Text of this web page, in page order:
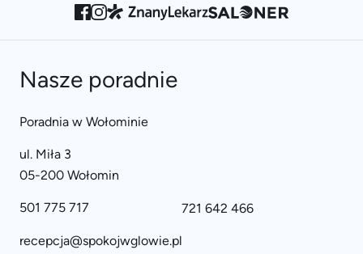
Nasze poradnie
Poradnia w Wołominie
ul. Miła 3
05-200 Wołomin
501 775 717 721 642 466
recepcja@spokojwglowie.pl